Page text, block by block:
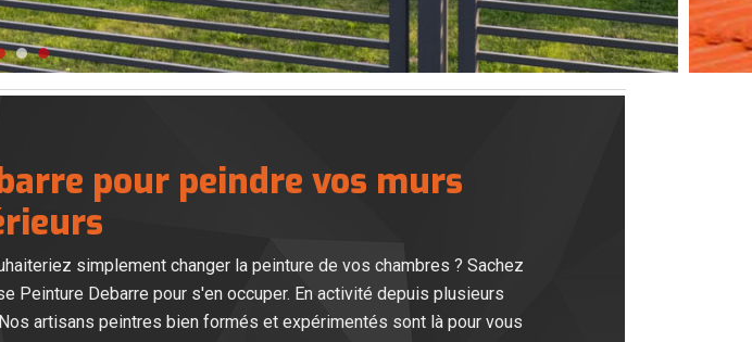
pour peindre vos murs
simplement changer la peinture de vos chambres ? Sachez
Debarre pour s'en occuper. En activité depuis plusieurs
artisans peintres bien formés et expérimentés sont là pour vous